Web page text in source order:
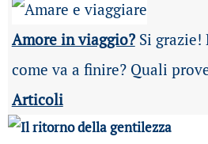
Amore in viaggio?Si grazie!
come va a finire? Quali
Articoli